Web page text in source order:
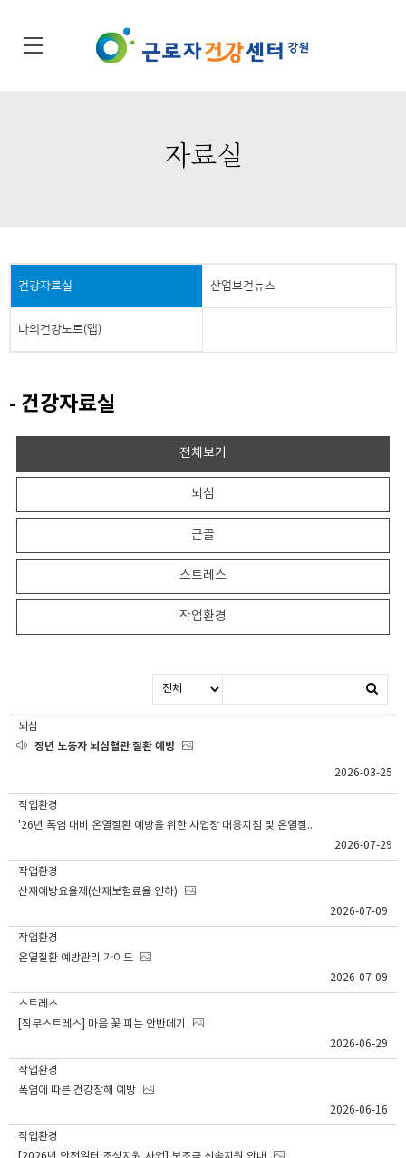
자료실
건강자료실 산업보건뉴스
나의건강노트(앱)
- 건강자료실
전체보기
뇌심
근골
스트레스
작업환경
뇌심
장년 노동자 뇌심혈관 질환 예방
2026-03-25
작업환경
'26년 폭염 대비 온열질환 예방을 위한 사업장 대응지침 및 온열질환 예방수칙
2026-07-29
작업환경
산재예방요율제(산재보험료율 인하)
2026-07-09
작업환경
온열질환 예방관리 가이드
2026-07-09
스트레스
[직무스트레스] 마음 꽃 피는 안반데기
2026-06-29
작업환경
폭염에 따른 건강장해 예방
2026-06-16
작업환경